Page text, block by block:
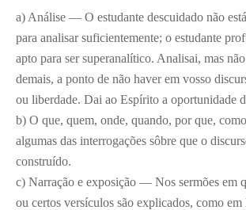
a) Análise — O estudante descuidado não
para analisar suficientemente; o estudante
apto para ser superanalítico. Analisai, mas
demais, a ponto de não haver em vosso
ou liberdade. Dai ao Espírito a oportunidade
b) O que, quem, onde, quando, por que,
algumas das interrogações sôbre que o
construído.
c) Narração e exposição — Nos sermões em
ou certos versículos são explicados, como